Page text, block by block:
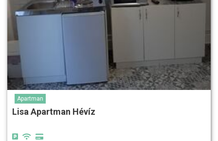
Apartman
Lisa Apartman Hévíz